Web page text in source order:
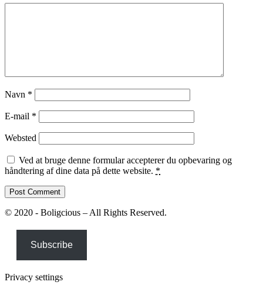
Navn *
E-mail *
Websted
Ved at bruge denne formular accepterer du opbevaring og
håndtering af dine data på dette website. *
© 2020 - Boligcious – All Rights Reserved.
Subscribe
Privacy settings